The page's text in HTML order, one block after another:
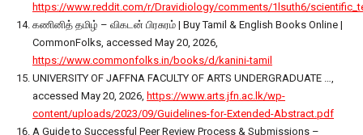
https://www.reddit.com/r/Dravidiology/comments/1lsuth6/
கணினித் தமிழ் – விகடன் பிரசுரம் | Buy Tamil & English Books Online |
CommonFolks, accessed May 20, 2026,
https://www.commonfolks.in/books/d/kanini-tamil
UNIVERSITY OF JAFFNA FACULTY OF ARTS UNDERGRADUATE …,
accessed May 20, 2026, https://www.arts.jfn.ac.lk/wp-
content/uploads/2023/09/Guidelines-for-Extended-Abstract.pdf
A Guide to Successful Peer Review Process & Submissions –